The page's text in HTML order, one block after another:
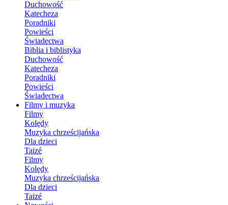
Duchowość
Katecheza
Poradniki
Powieści
Świadectwa
Biblia i biblistyka
Duchowość
Katecheza
Poradniki
Powieści
Świadectwa
Filmy i muzyka
Filmy
Kolędy
Muzyka chrześcijańska
Dla dzieci
Taizé
Filmy
Kolędy
Muzyka chrześcijańska
Dla dzieci
Taizé